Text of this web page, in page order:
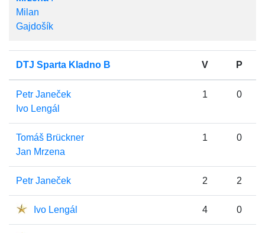
Milan
Gajdošík
DTJ Sparta Kladno B V P
Petr Janeček
Ivo Lengál
1 0
Tomáš Brückner
Jan Mrzena
1 0
Petr Janeček 2 2
Ivo Lengál 4 0